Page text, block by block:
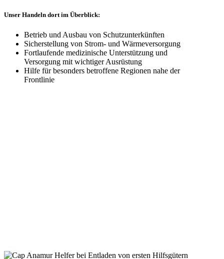
Unser Handeln dort im Überblick:
Betrieb und Ausbau von Schutzunterkünften
Sicherstellung von Strom- und Wärmeversorgung
Fortlaufende medizinische Unterstützung und
Versorgung mit wichtiger Ausrüstung
Hilfe für besonders betroffene Regionen nahe der
Frontlinie